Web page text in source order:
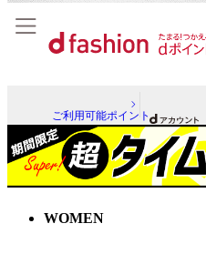
ご利用可能ポイント
WOMEN